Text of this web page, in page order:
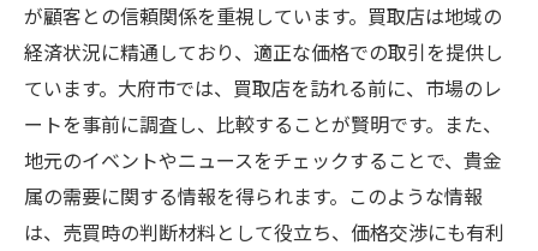
が顧客との信頼関係を重視しています。買取店は地域の
経済状況に精通しており、適正な価格での取引を提供し
ています。大府市では、買取店を訪れる前に、市場のレ
ートを事前に調査し、比較することが賢明です。また、
地元のイベントやニュースをチェックすることで、貴金
属の需要に関する情報を得られます。このような情報
は、売買時の判断材料として役立ち、価格交渉にも有利